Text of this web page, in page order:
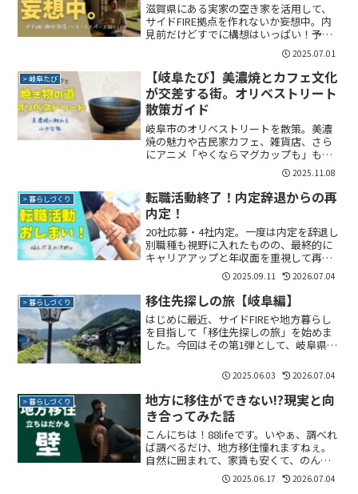
滋賀県にある実家の空き家を活用して、
サイドFIRE拠点を作れないか妄想中。内
見前だけどすでに構想はいっぱい！予算
は抑えめ、でも暮らしの質は大切にした
い。家庭菜園や趣味部屋のある暮らしを
目指したい！
2025.07.01
> 岐阜たび
【岐阜たび】美濃焼とカフェ文化
が交差する街。オリベストリート
散策ガイド
岐阜市のオリベストリートを散策。美濃
焼の魅力や古民家カフェ、雑貨店、さら
にアニメ「やくならマグカップも」も紹
介。旅行初心者でも楽しめる、おしゃれ
で落ち着いた観光スポットをレビュー！
2025.11.08
> 暮らしづくり
転職活動終了！内定辞退からの再
内定！
20社応募・4社内定。一度は内定を辞退し
別職種も視野に入れたものの、最終的に
キャリアアップと年収面を重視して再挑
戦した転職活動の記録です。
2025.09.11 2026.07.04
> 暮らしづくり 移住先探しの旅【岐阜編】
はじめに最近、サイドFIREや地方暮らし
を目指して「移住先探しの旅」を始めま
した。今回はその第1弾として、岐阜県美
てみます。移住先を探している方や、田
舎暮らしに興味がある方の参考になれば
嬉しいです。 美濃...
2025.06.03 2026.07.04
> 暮らしづくり
地方に移住ができない!?現実と向
き合ってみた話
こんにちは！88lifeです。いやぁ、調べれ
ば調べるだけ、地方移住憧れますねぇ。
自然に囲まれて、家賃も安くて、のんび
り暮らせる。しかも生活コストも下がる
から、セミリタイアにも近づく。…はず
2025.06.17 2026.07.04